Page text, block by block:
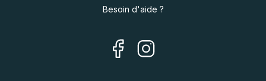
Besoin d'aide ?